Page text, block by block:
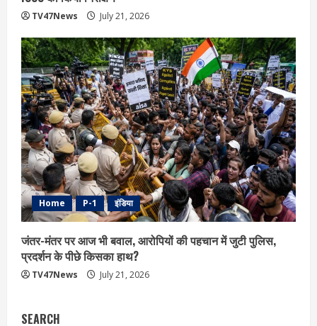
TV47News July 21, 2026
Home P-1 इंडिया
जंतर-मंतर पर आज भी बवाल, आरोपियों की पहचान में जुटी पुलिस,
प्रदर्शन के पीछे किसका हाथ?
TV47News July 21, 2026
SEARCH